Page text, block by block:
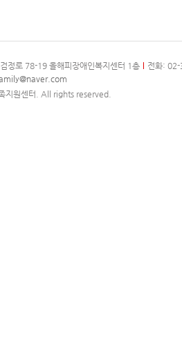
정로 78-19 올해피장애인복지센터 1층
전화:
지원센터. All rights reserved.